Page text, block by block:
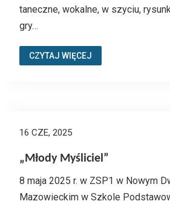
taneczne, wokalne, w szyciu,
gry…
CZYTAJ WIĘCEJ
16 CZE, 2025
„Młody Myśliciel”
8 maja 2025 r. w ZSP1 w Nowym
Mazowieckim w Szkole